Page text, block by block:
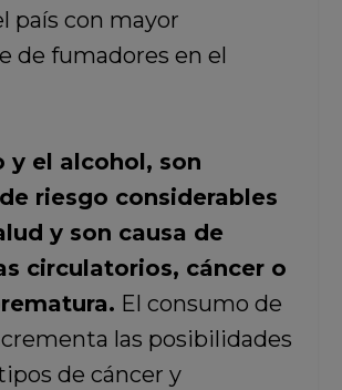
país con mayor
de fumadores en el
y el alcohol, son
riesgo considerables
y son causa de
circulatorios, cáncer o
El consumo de
las posibilidades
de cáncer y